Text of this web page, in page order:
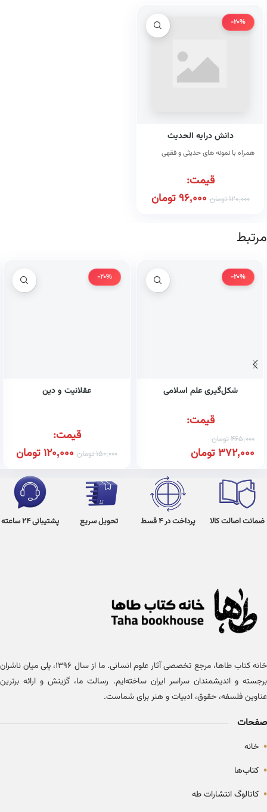
-20%
دانش درایه الحدیث
همراه با نمونه های حدیثی و فقهی
قیمت:
120,000تومان 96,000تومان
مرتبط
-20%
شکل‌گیری علم اسلامی
قیمت:
465,000تومان
372,000تومان
-20%
عقلانیت و دین
قیمت:
150,000تومان 120,000تومان
ضمانت اصالت کالا پرداخت در 4 قسط تحویل سریع پشتیبانی 24 ساعته
خانه کتاب طاها، مرجع تخصصی آثار علوم انسانی. ما از سال ۱۳۹۶، پلی میان ناشران
برجسته و اندیشمندان سراسر ایران ساخته‌ایم. رسالت ما، گزینش و ارائه برترین
عناوین فلسفه، حقوق، ادبیات و هنر برای شماست.
صفحات
• خانه
• کتاب‌ها
• کاتالوگ انتشارات طه